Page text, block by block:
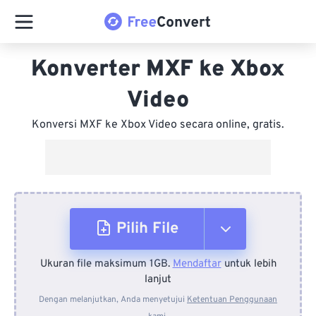
Konverter MXF ke Xbox
Video
Konversi MXF ke Xbox Video secara online, gratis.
Pilih File
Dari Perangkat
Ukuran file maksimum 1GB.Mendaftaruntuk lebih
lanjut
Dengan melanjutkan, Anda menyetujui Ketentuan Penggunaan